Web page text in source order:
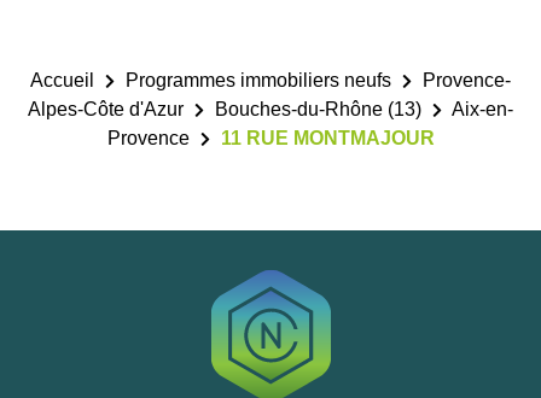
Accueil Programmes immobiliers neufs
Provence-
Alpes-Côte d'Azur
Bouches-du-Rhône (13)
Aix-en-
Provence
11 RUE MONTMAJOUR